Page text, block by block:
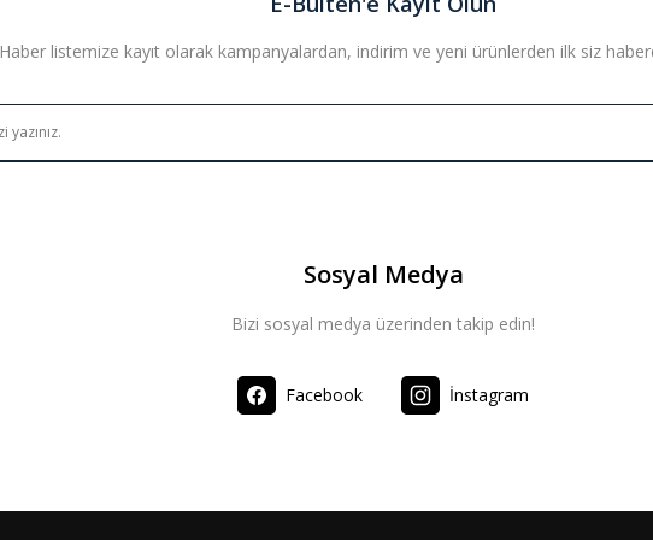
Haber listemize kayıt olarak kampanyalardan, indirim ve yeni ürünlerden ilk siz
Sosyal Medya
Bizi sosyal medya üzerinden takip edin!
Facebook İnstagram